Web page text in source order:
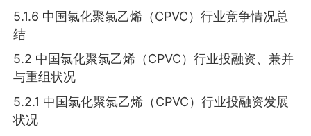
5.1.6 中国氯化聚氯乙烯（CPVC）行业竞争情况总
结
5.2 中国氯化聚氯乙烯（CPVC）行业投融资、兼并
与重组状况
5.2.1 中国氯化聚氯乙烯（CPVC）行业投融资发展
状况